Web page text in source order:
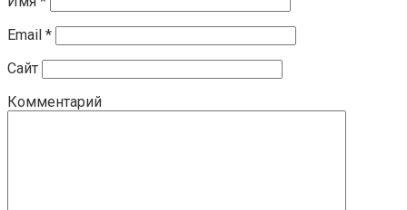
Email *
Сайт
Комментарий